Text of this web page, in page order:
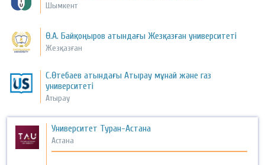
Шымкент
Ө.А. Байқоңыров атындағы Жезқазған университеті
Жезқазған
С.Өтебаев атындағы Атырау мұнай және газ
университеті
Атырау
Университет Туран-Астана
Астана